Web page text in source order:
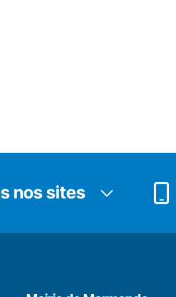
nos sites